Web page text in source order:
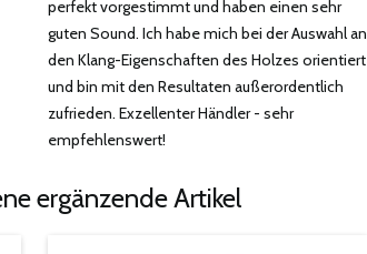
perfekt vorgestimmt und haben einen sehr
guten Sound. Ich habe mich bei der Auswahl an
den Klang-Eigenschaften des Holzes orientiert
und bin mit den Resultaten außerordentlich
zufrieden. Exzellenter Händler - sehr
empfehlenswert!
ergänzende Artikel